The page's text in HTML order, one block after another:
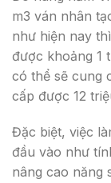
m3 ván nhân
như hiện nay
được khoảng 1
có thể sẽ cung
cấp được 12
Đặc biệt, việc
đầu vào như
nâng cao năng